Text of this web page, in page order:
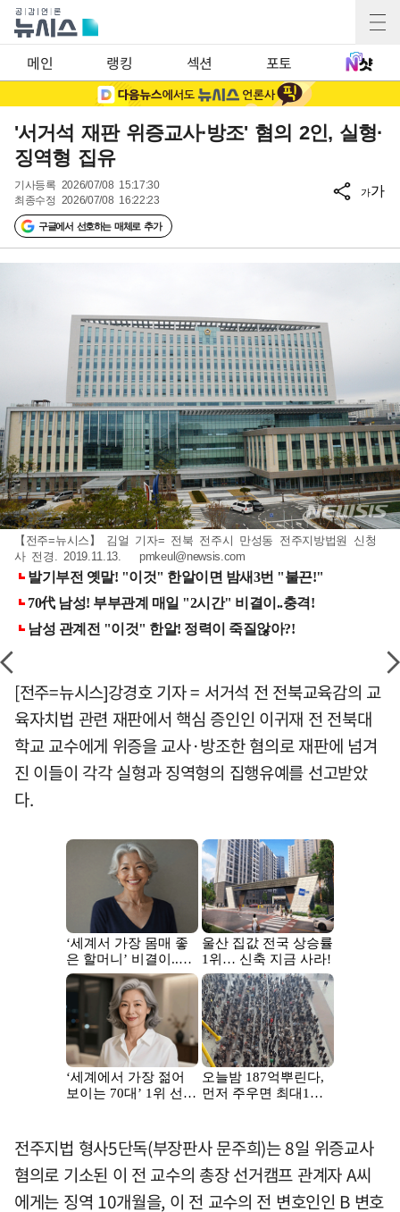
메인 랭킹 섹션 포토
'서거석 재판 위증교사·방조' 혐의 2인, 실형·
징역형 집유
기사등록 2026/07/08 15:17:30
최종수정 2026/07/08 16:22:23
구글에서 선호하는 매체로 추가
가가
【전주=뉴시스】 김얼 기자= 전북 전주시 만성동 전주지방법원 신청
사 전경. 2019.11.13. pmkeul@newsis.com
[전주=뉴시스]강경호 기자 = 서거석 전 전북교육감의 교
육자치법 관련 재판에서 핵심 증인인 이귀재 전 전북대
학교 교수에게 위증을 교사·방조한 혐의로 재판에 넘겨
진 이들이 각각 실형과 징역형의 집행유예를 선고받았
다.
전주지법 형사5단독(부장판사 문주희)는 8일 위증교사
혐의로 기소된 이 전 교수의 총장 선거캠프 관계자 A씨
에게는 징역 10개월을, 이 전 교수의 전 변호인인 B 변호